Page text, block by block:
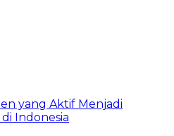
yang Aktif Menjadi
Indonesia